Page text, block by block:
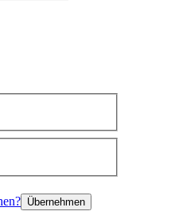
Übernehmen